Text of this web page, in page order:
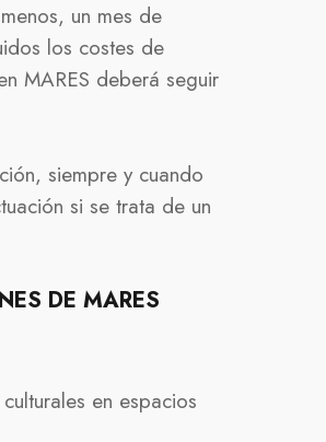
un mes de
los costes de
MARES deberá seguir
siempre y cuando
si se trata de un
DE MARES
en espacios